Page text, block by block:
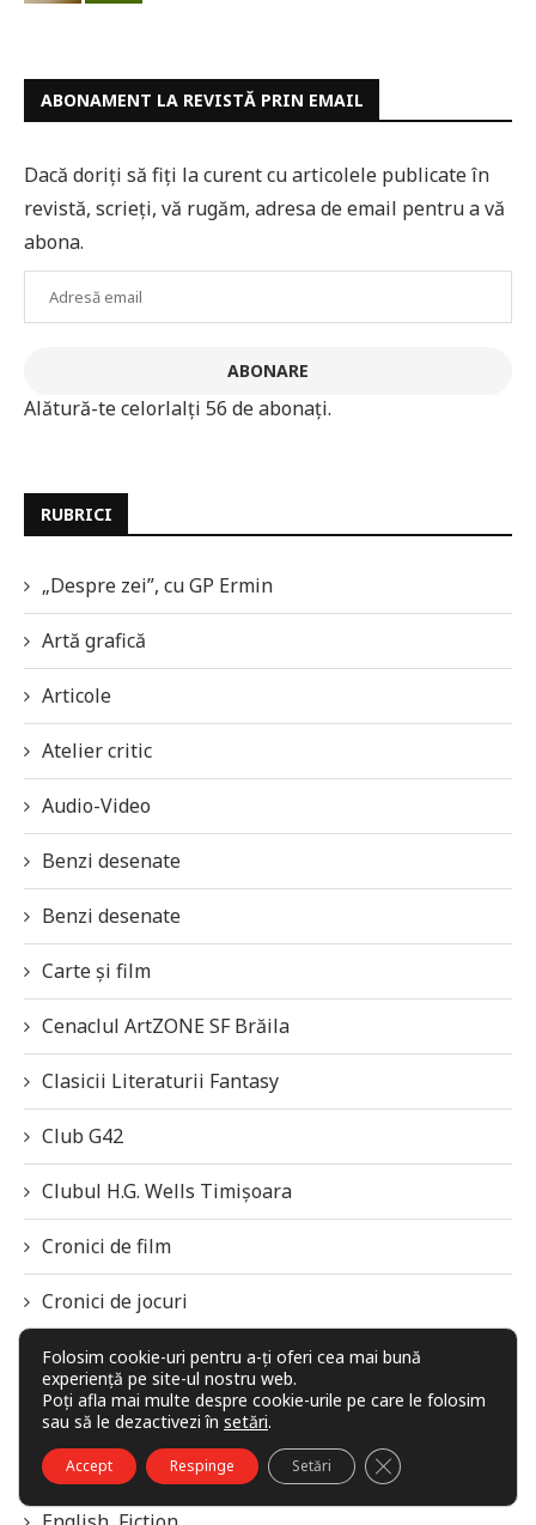
ABONAMENT LA REVISTĂ PRIN EMAIL
Dacă doriți să fiți la curent cu articolele publicate în
revistă, scrieți, vă rugăm, adresa de email pentru a vă
abona.
Adresă
ABONARE
Alătură-te celorlalți 56 de abonați.
RUBRICI
„Despre zei”, cu GP Ermin
Artă grafică
Articole
Atelier critic
Audio-Video
Benzi desenate
Benzi desenate
Carte și film
Cenaclul ArtZONE SF Brăila
Clasicii Literaturii Fantasy
Club G42
Clubul H.G. Wells Timișoara
Cronici de film
Cronici de jocuri
Diverse
Editoriale
English
Folosim cookie-uri pentru a-ți oferi cea mai bună
experiență pe site-ul nostru web.
Poți afla mai multe despre cookie-urile pe care le folosim
sau să le dezactivezi în setări.
Accept Respinge Setări CLOSE GDPR